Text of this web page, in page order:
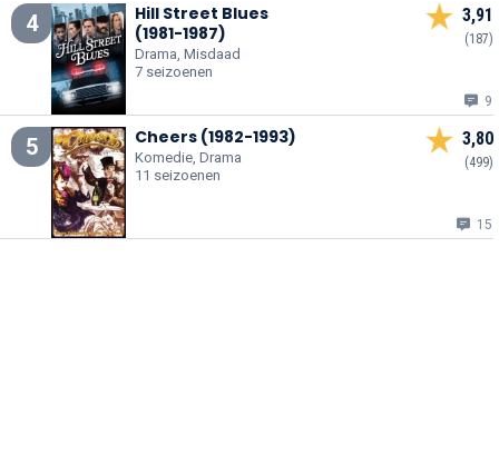
4
Hill Street Blues
(1981-1987)
Drama, Misdaad
7 seizoenen
3,91
(187)
9
5 Cheers (1982-1993)
Komedie, Drama
11 seizoenen
3,80
(499)
15